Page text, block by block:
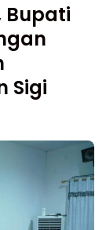
Bupati
Sigi